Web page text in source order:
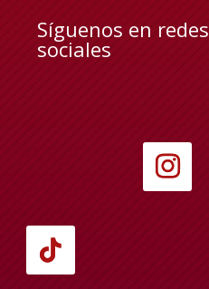
Síguenos en redes
sociales